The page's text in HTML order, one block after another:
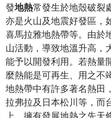
發地熱常發生於地殼破裂
亦是火山及地震好發區，
喜馬拉雅地熱帶等。由於
山活動，導致地溫升高，
能予以開發利用。若熱量
麼熱能是可再生、用之不
地熱帶中有許多著名熱田
拉弗拉及日本松川等，而